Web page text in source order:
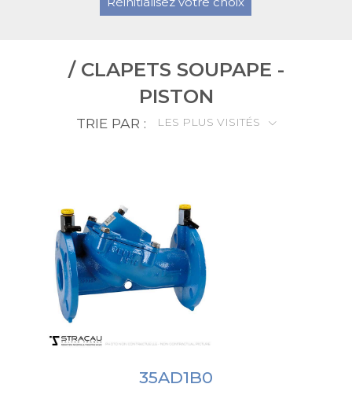
/ CLAPETS SOUPAPE -
PISTON
TRIE PAR : LES PLUS VISITÉS
35AD1B0